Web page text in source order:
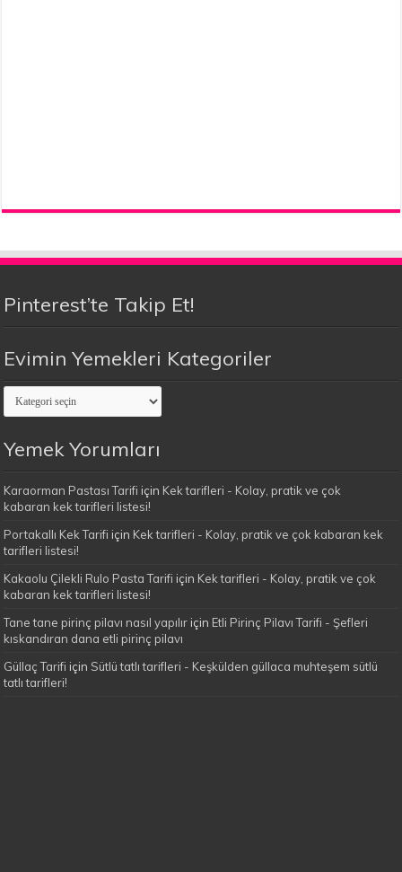
Pinterest’te Takip Et!
Evimin Yemekleri Kategoriler
Evimin
Yemekleri
Kategoriler
Yemek Yorumları
Karaorman Pastası Tarifi için Kek tarifleri - Kolay, pratik ve çok
kabaran kek tarifleri listesi!
Portakallı Kek Tarifi için Kek tarifleri - Kolay, pratik ve çok kabaran kek
tarifleri listesi!
Kakaolu Çilekli Rulo Pasta Tarifi için Kek tarifleri - Kolay, pratik ve çok
kabaran kek tarifleri listesi!
Tane tane pirinç pilavı nasıl yapılır için Etli Pirinç Pilavı Tarifi - Şefleri
kıskandıran dana etli pirinç pilavı
Güllaç Tarifi için Sütlü tatlı tarifleri - Keşkülden güllaca muhteşem sütlü
tatlı tarifleri!